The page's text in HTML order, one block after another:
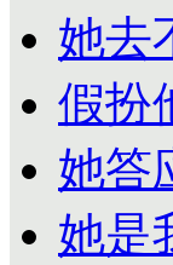
她去
假扮
她答
她是